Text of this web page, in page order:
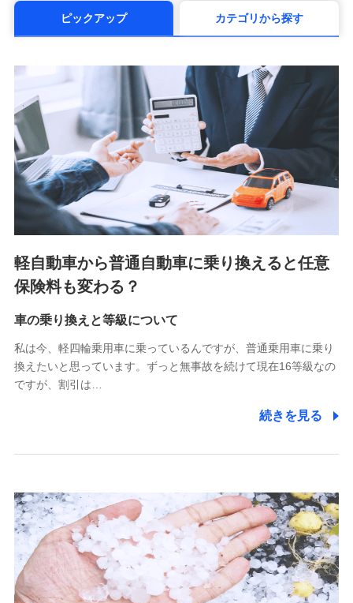
（https://www.msa-life.co.jp/）
メットライフ生命株式会社(https://www.metlife.co.jp/)
■少額短期保険
株式会社アシロ少額短期保険 (https://kailash.co.jp/)
SBIいきいき少額短期保険会社 (https://www.i-
sedai.com/)
SBIペット少額短期保険株式会社 (https://www.sbipet-
ssi.co.jp/)
SBIリスタ少額短期保険会社
(https://www.jishin.co.jp/)
スマートプラス少額短期保険株式会社
チューリッヒ少額短期保険株式会社
(https://www.zurichssi.co.jp/)
(https://www.tokiomarine-x.co.jp/)
(https://pshoken.co.jp/)
リトルファミリー少額短期保険株式会社
(https://www.littlefamily-ssi.com/)
郵便、電話、およびＥメール等により、当社と取引のあるも
た維持管理等の委託業務遂行のため、またそれらに付帯、関
連する当社および提携会社のサービスを案内、提供するため
（なお、当社は複数の保険会社と取引があり、取得した個人
情報を取引のある他の保険会社の商品・サービスをご提案す
るために利用させていただくことがあります。）
上記に係る連絡・手続き・管理等付帯業務を行うため
ピックアップ カテゴリから探す
軽自動車から普通自動車に乗り換えると任意
保険料も変わる？
車の乗り換えと等級について
私は今、軽四輪乗用車に乗っているんですが、普通乗用車に乗り
換えたいと思っています。ずっと無事故を続けて現在16等級なの
ですが、割引は…
続きを見る